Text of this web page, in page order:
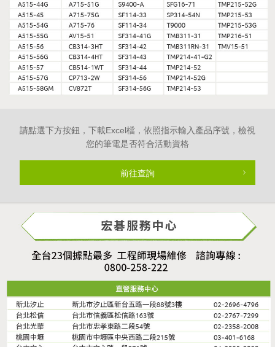
請點選下方按鈕，下載Excel檔，依照指示輸入產品序號，檢視
您的筆電是否符合活動資格
前往查詢